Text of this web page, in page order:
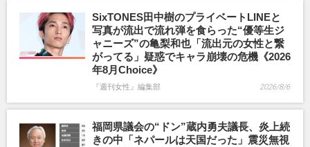
SixTONES田中樹のプライベートLINEと
写真が流出で流れ弾を食らった“優等生ジ
ャニーズ”の亀梨和也「流出元の女性と繋
がってる」疑惑でキャラ崩壊の危機《2026
年8月Choice》
『週刊女性』編集部 2026/8/6
福岡県議会の“ドン”蔵内勇夫議長、炎上続
きの中「ネパールは天国だった」震災無視